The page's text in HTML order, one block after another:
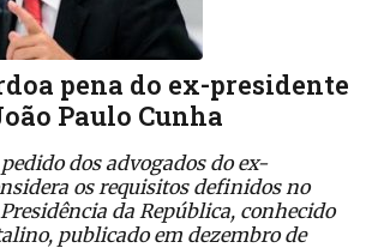
pena do ex-presidente
Paulo Cunha
dos advogados do ex-
os requisitos definidos no
da República, conhecido
publicado em dezembro de